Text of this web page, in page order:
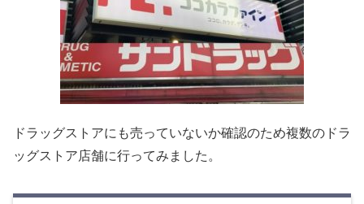
ドラッグストアにも売っていないか確認のため複数のドラ
ッグストア店舗に行ってみました。